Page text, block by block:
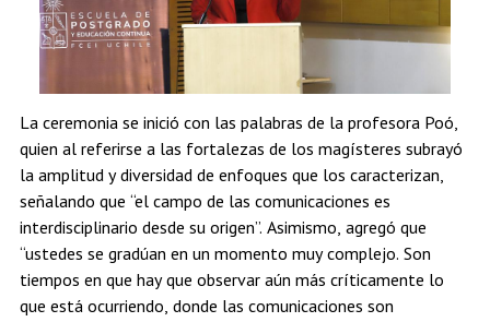
La ceremonia se inició con las palabras de la profesora Poó,
quien al referirse a las fortalezas de los magísteres subrayó
la amplitud y diversidad de enfoques que los caracterizan,
señalando que “el campo de las comunicaciones es
interdisciplinario desde su origen”. Asimismo, agregó que
“ustedes se gradúan en un momento muy complejo. Son
tiempos en que hay que observar aún más críticamente lo
que está ocurriendo, donde las comunicaciones son